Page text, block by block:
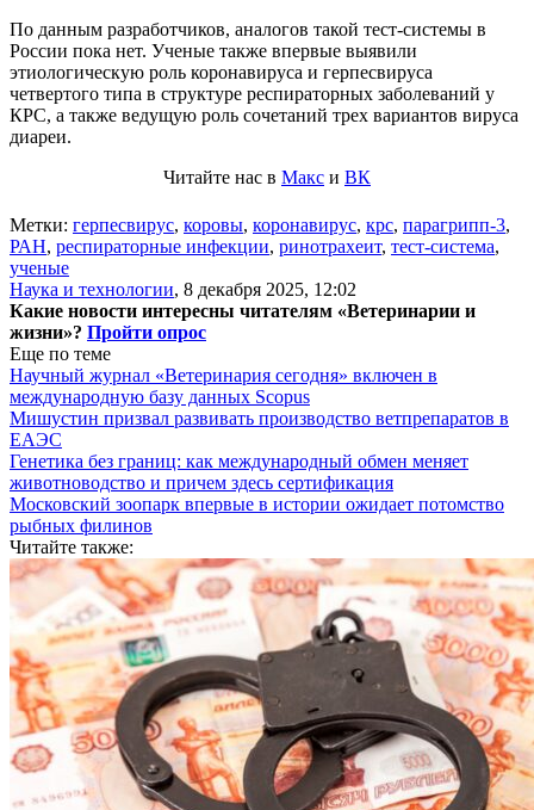
По данным разработчиков, аналогов такой тест-системы в
России пока нет. Ученые также впервые выявили
этиологическую роль коронавируса и герпесвируса
четвертого типа в структуре респираторных заболеваний у
КРС, а также ведущую роль сочетаний трех вариантов вируса
диареи.
Читайте нас в Макс и ВК
Метки: герпесвирус, коровы, коронавирус, крс, парагрипп-3,
РАН, респираторные инфекции, ринотрахеит, тест-система,
ученые
Наука и технологии, 8 декабря 2025, 12:02
Какие новости интересны читателям «Ветеринарии и
жизни»? Пройти опрос
Еще по теме
Научный журнал «Ветеринария сегодня» включен в
международную базу данных Scopus
Мишустин призвал развивать производство ветпрепаратов в
ЕАЭС
Генетика без границ: как международный обмен меняет
животноводство и причем здесь сертификация
Московский зоопарк впервые в истории ожидает потомство
рыбных филинов
Читайте также: